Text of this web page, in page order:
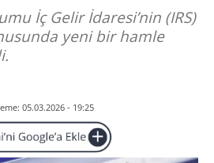
İç Gelir İdaresi’nin (IRS)
yeni bir hamle
05.03.2026 - 19:25